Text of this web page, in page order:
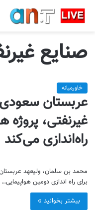
صنایع
خاورمیانه
عربستان سعودی
غیرنفتی،
راه‌اندازی می‌کند
برای راه اندازی دومین هواپیمایی…
بیشتر بخوانید »